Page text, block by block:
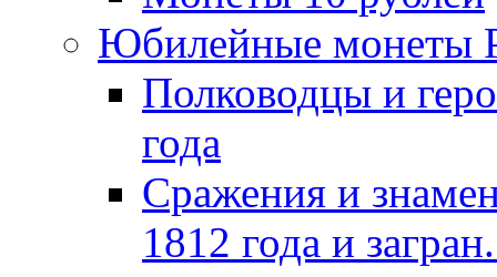
Юбилейные монеты
Полководцы и
года
Сражения и
1812 года и